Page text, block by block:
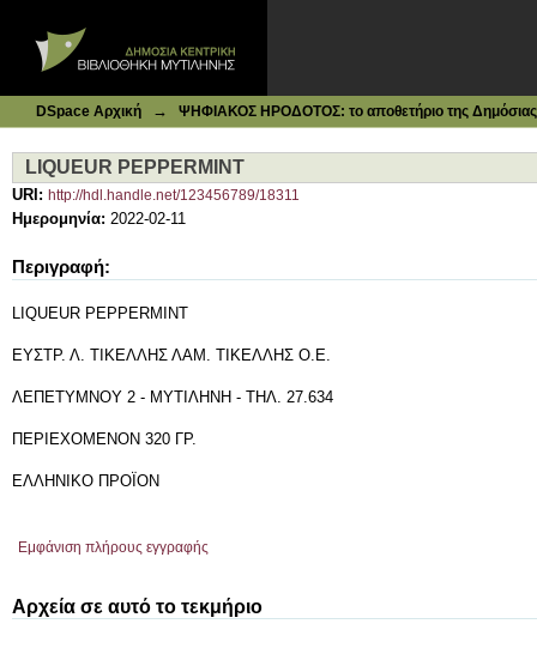
DSpace Αρχική → ΨΗΦΙΑΚΟΣ ΗΡΟΔΟΤΟΣ: το αποθετήριο της Δημόσιας
LIQUEUR PEPPERMINT
URI: http://hdl.handle.net/123456789/18311
Ημερομηνία: 2022-02-11
Περιγραφή:
LIQUEUR PEPPERMINT
ΕΥΣΤΡ. Λ. ΤΙΚΕΛΛΗΣ ΛΑΜ. ΤΙΚΕΛΛΗΣ Ο.Ε.
ΛΕΠΕΤΥΜΝΟΥ 2 - ΜΥΤΙΛΗΝΗ - ΤΗΛ. 27.634
ΠΕΡΙΕΧΟΜΕΝΟΝ 320 ΓΡ.
ΕΛΛΗΝΙΚΟ ΠΡΟΪΟΝ
Εμφάνιση πλήρους εγγραφής
Αρχεία σε αυτό το τεκμήριο